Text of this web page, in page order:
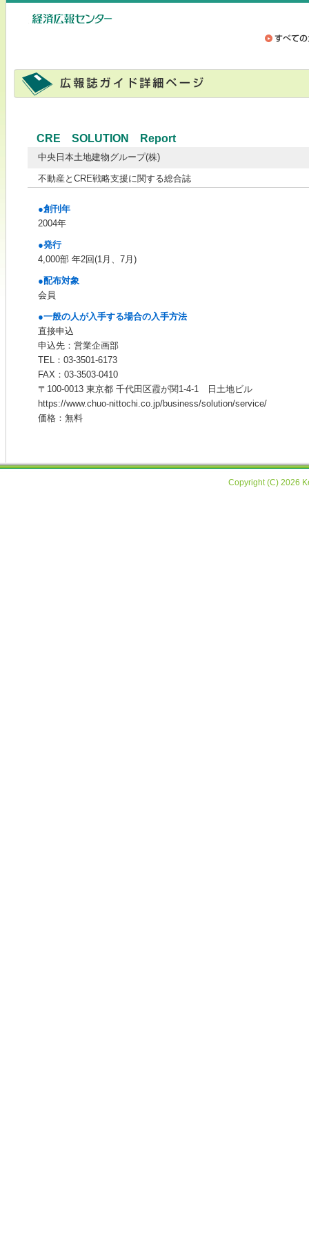
CRE SOLUTION Report
中央日本土地建物グループ(株)
不動産とCRE戦略支援に関する総合誌
●創刊年
2004年
●発行
4,000部 年2回(1月、7月)
●配布対象
会員
●一般の人が入手する場合の入手方法
直接申込
申込先：営業企画部
TEL：03-3501-6173
FAX：03-3503-0410
〒100-0013 東京都 千代田区霞が関1-4-1 日土地ビル
https://www.chuo-nittochi.co.jp/business/solution/service/
価格：無料
Copyright (C) 2026